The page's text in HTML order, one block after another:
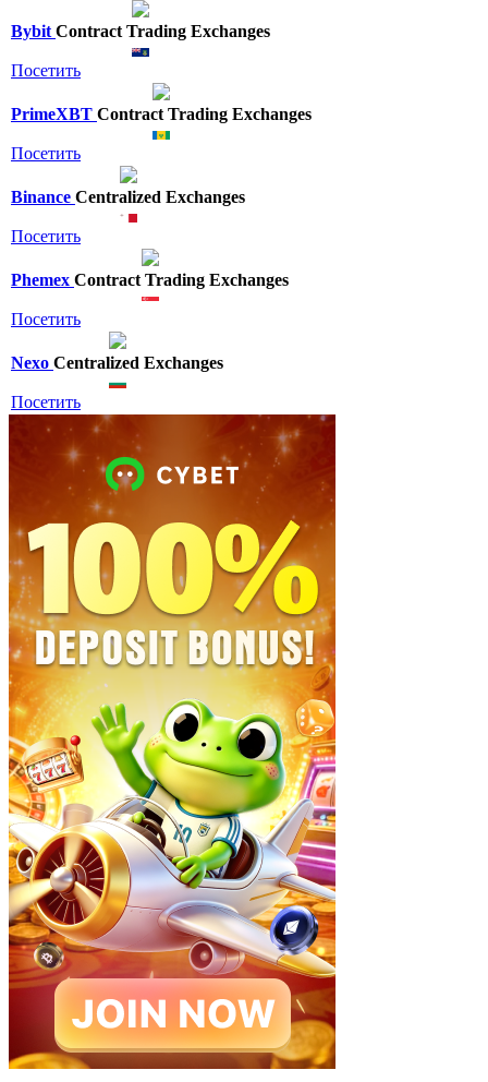
Bybit Contract Trading Exchanges
Посетить
PrimeXBT Contract Trading Exchanges
Посетить
Binance Centralized Exchanges
Посетить
Phemex Contract Trading Exchanges
Посетить
Nexo Centralized Exchanges
Посетить